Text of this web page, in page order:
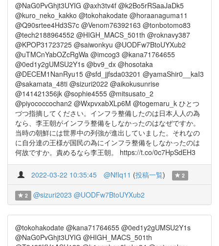
@NaG0PvGhjt3UYIG @axh3tv4f @k2Bo5rRSaaJaDk5
@kuro_neko_kakko @tokohakodate @horaanaguma11
@Q90srtee4Hd3S7c @Venom76392163 @tonbotomo83
@tech2188964552 @HIGH_MACS_501th @roknavy387
@KPOP31723725 @saiwonkyu @UODFw7BtoUYXub2
@uTMCnYabOZcRgWa @imcog3 @kana71764655
@0ed1y2gUMSU2Y1s @bv9_dx @hosotaka
@DECEM1NanRyu15 @sfd_jjfsda03201 @yamaShir0__kaI3
@sakamata_48ti @sizuri2022 @aikokusunrise
@141421356jk @sophie4555 @mitsusato_2
@piyococcochan2 @WxpvxabXLp6M @togemaru_k ひとつ
づつ指摘してください。インフラ整備したのは日本人人の為
なら、李王朝がインフラ整備をしなかったのはなぜですか。
当時の朝鮮には世界中の列強が進出していました。それなの
に自分達の王様が国民の為にインフラ整備をしなかったのは
何故ですか。責めるなら李王朝。 https://t.co/0c7HpSdEH3
2022-03-22 10:35:45 @NfIq11 (投稿一覧) 2
2 @sizuri2023 @UODFw7BtoUYXub2
@tokohakodate @kana71764655 @0ed1y2gUMSU2Y1s
@NaG0PvGhjt3UYIG @HIGH_MACS_501th